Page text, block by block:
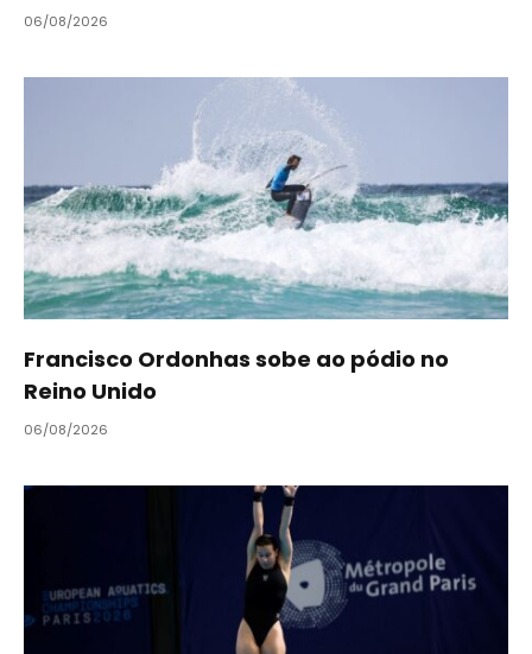
06/08/2026
Francisco Ordonhas sobe ao pódio no
Reino Unido
06/08/2026